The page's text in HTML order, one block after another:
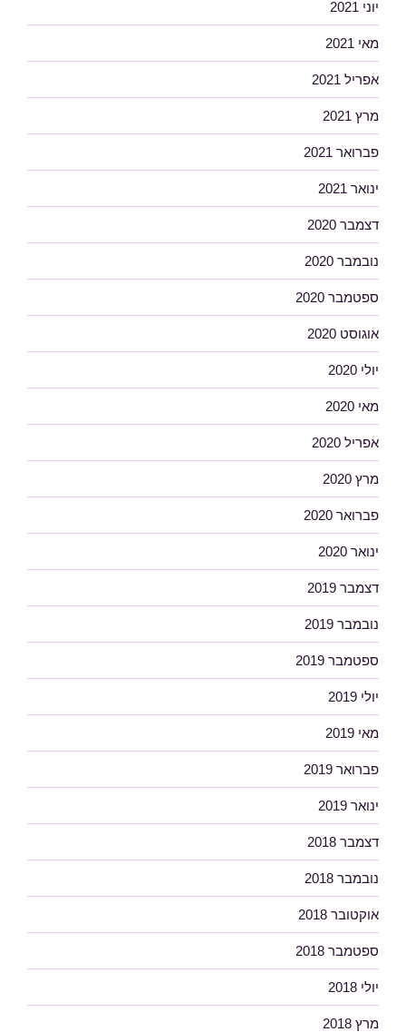
יוני 2021
מאי 2021
אפריל 2021
מרץ 2021
פברואר 2021
ינואר 2021
דצמבר 2020
נובמבר 2020
ספטמבר 2020
אוגוסט 2020
יולי 2020
מאי 2020
אפריל 2020
מרץ 2020
פברואר 2020
ינואר 2020
דצמבר 2019
נובמבר 2019
ספטמבר 2019
יולי 2019
מאי 2019
פברואר 2019
ינואר 2019
דצמבר 2018
נובמבר 2018
אוקטובר 2018
ספטמבר 2018
יולי 2018
מרץ 2018